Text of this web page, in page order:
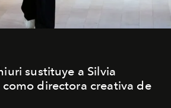
sustituye a Silvia
directora creativa de